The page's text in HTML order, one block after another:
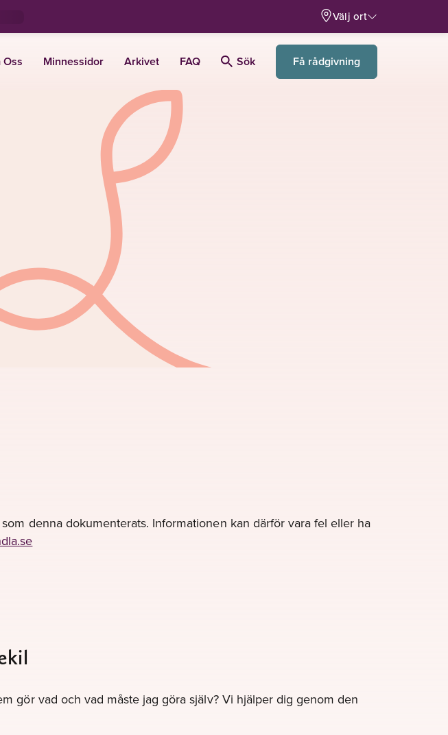
Välj ort
Oss Minnessidor Arkivet FAQ Sök Få rådgivning
denna dokumenterats. Informationen kan därför vara fel eller ha
gör vad och vad måste jag göra själv? Vi hjälper dig genom den